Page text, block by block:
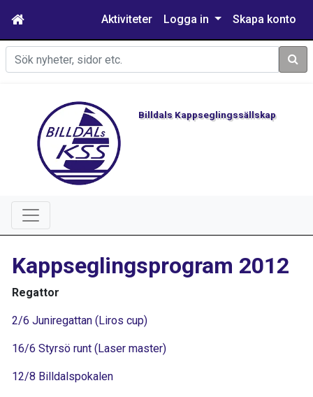
Aktiviteter Logga in Skapa konto
Sök
Billdals Kappseglingssällskap
Kappseglingsprogram 2012
Regattor
2/6 Juniregattan (Liros cup)
16/6 Styrsö runt (Laser master)
12/8 Billdalspokalen